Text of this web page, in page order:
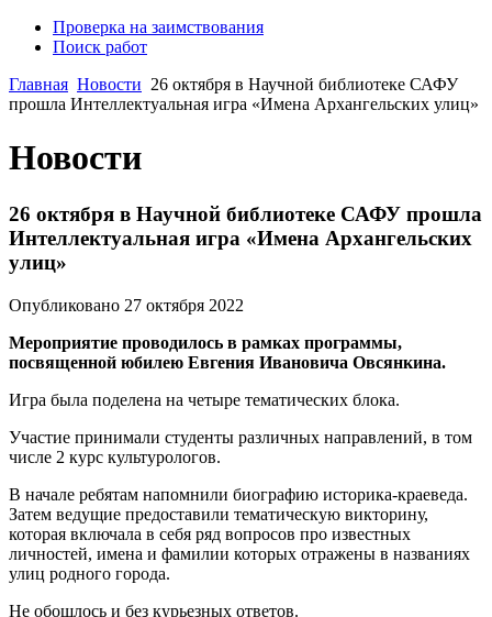
Проверка на заимствования
Поиск работ
Главная Новости 26 октября в Научной библиотеке САФУ
прошла Интеллектуальная игра «Имена Архангельских улиц»
Новости
26 октября в Научной библиотеке САФУ прошла
Интеллектуальная игра «Имена Архангельских
улиц»
Опубликовано 27 октября 2022
Мероприятие проводилось в рамках программы,
посвященной юбилею Евгения Ивановича Овсянкина.
Игра была поделена на четыре тематических блока.
Участие принимали студенты различных направлений, в том
числе 2 курс культурологов.
В начале ребятам напомнили биографию историка-краеведа.
Затем ведущие предоставили тематическую викторину,
которая включала в себя ряд вопросов про известных
личностей, имена и фамилии которых отражены в названиях
улиц родного города.
Не обошлось и без курьезных ответов.